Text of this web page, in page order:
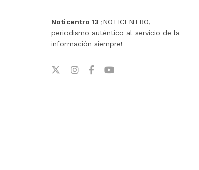
Noticentro 13 ¡NOTICENTRO,
periodismo auténtico al servicio de la
información siempre!